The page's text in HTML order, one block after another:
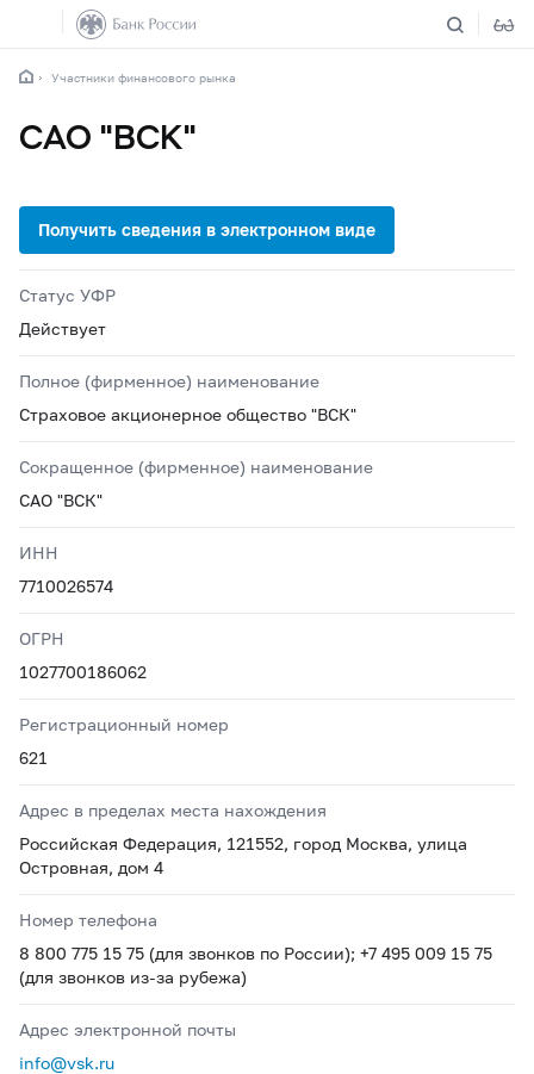
Участники финансового рынка
САО "ВСК"
Статус УФР
Действует
Полное (фирменное) наименование
Страховое акционерное общество "ВСК"
Сокращенное (фирменное) наименование
САО "ВСК"
ИНН
7710026574
ОГРН
1027700186062
Регистрационный номер
621
Адрес в пределах места нахождения
Российская Федерация, 121552, город Москва, улица
Островная, дом 4
Номер телефона
8 800 775 15 75 (для звонков по России); +7 495 009 15 75
(для звонков из-за рубежа)
Адрес электронной почты
info@vsk.ru